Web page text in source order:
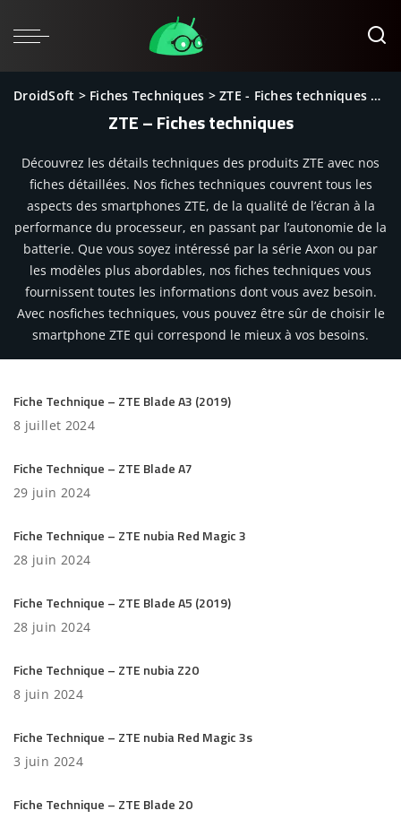
DroidSoft > Fiches Techniques >ZTE - Fiches techniques
ZTE – Fiches techniques
Découvrez les détails techniques des produits ZTE avec nos
fiches détaillées. Nos fiches techniques couvrent tous les
aspects des smartphones ZTE, de la qualité de l’écran à la
performance du processeur, en passant par l’autonomie de la
batterie. Que vous soyez intéressé par la série Axon ou par
les modèles plus abordables, nos fiches techniques vous
fournissent toutes les informations dont vous avez besoin.
Avec nosfiches techniques, vous pouvez être sûr de choisir le
smartphone ZTE qui correspond le mieux à vos besoins.
Fiche Technique – ZTE Blade A3 (2019)
8 juillet 2024
Fiche Technique – ZTE Blade A7
29 juin 2024
Fiche Technique – ZTE nubia Red Magic 3
28 juin 2024
Fiche Technique – ZTE Blade A5 (2019)
28 juin 2024
Fiche Technique – ZTE nubia Z20
8 juin 2024
Fiche Technique – ZTE nubia Red Magic 3s
3 juin 2024
Fiche Technique – ZTE Blade 20